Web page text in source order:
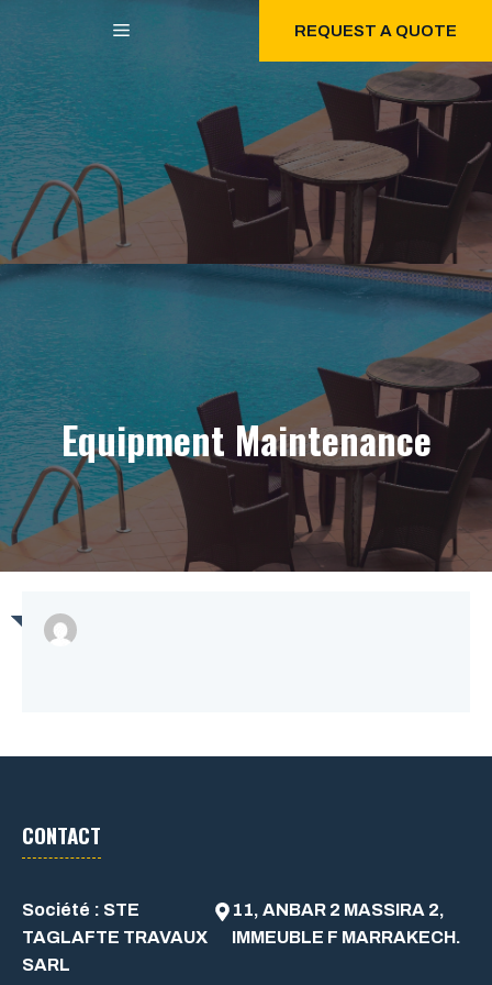
au
contenu
MENU REQUEST A QUOTE
Equipment Maintenance
CONTACT
Société : STE
TAGLAFTE TRAVAUX
SARL
11, ANBAR 2 MASSIRA 2,
IMMEUBLE F MARRAKECH.